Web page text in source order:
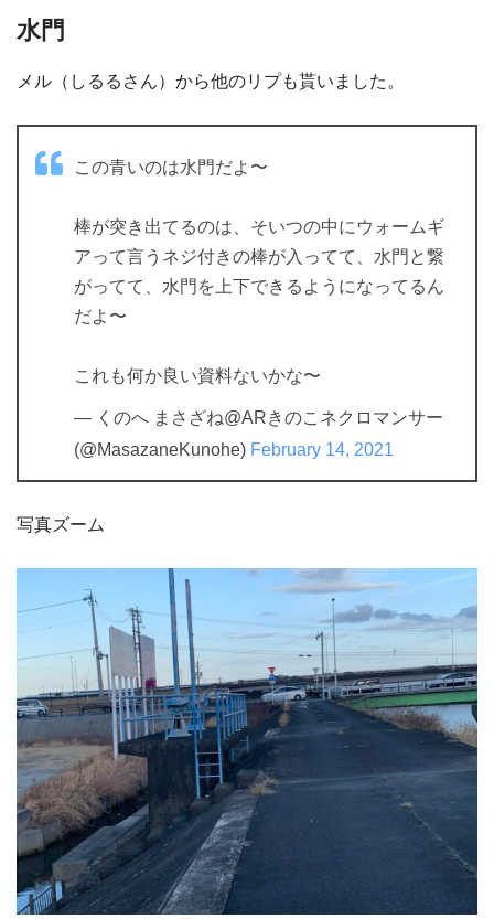
水門
メル（しるるさん）から他のリプも貰いました。
この青いのは水門だよ〜
棒が突き出てるのは、そいつの中にウォームギ
アって言うネジ付きの棒が入ってて、水門と繋
がってて、水門を上下できるようになってるん
だよ〜
これも何か良い資料ないかな〜
— くのへ まさざね@ARきのこネクロマンサー
(@MasazaneKunohe) February 14, 2021
写真ズーム